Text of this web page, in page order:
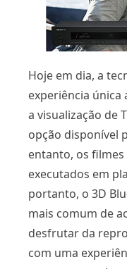
Hoje em dia, a
experiência
a visualização de
opção disponível
entanto, os
executados em
portanto, o 3D
mais comum de
desfrutar da
com uma